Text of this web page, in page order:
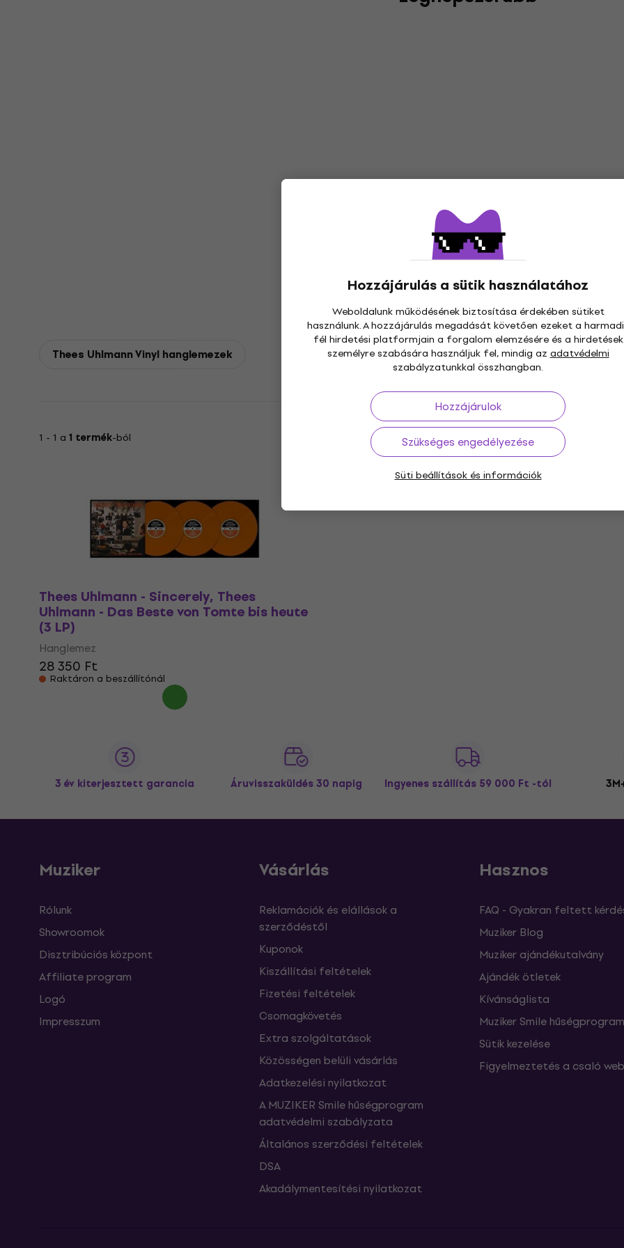
Hozzájárulás a sütik használatához
Weboldalunk működésének biztosítása érdekében sütiket
használunk. A hozzájárulás megadását követően ezeket a
fél hirdetési platformjain a forgalom elemzésére és a hirdetések
személyre szabására használjuk fel, mindig az adatvédelmi
szabályzatunkkal összhangban.
Hozzájárulok
Szükséges engedélyezése
Süti beállítások és információk
Thees Uhlmann Vinyl hanglemezek
1 - 1 a 1 termék-ból
Thees Uhlmann - Sincerely, Thees
Uhlmann - Das Beste von Tomte bis heute
(3 LP)
Hanglemez
28 350 Ft
Raktáron a beszállítónál
3 év kiterjesztett garancia Áruvisszaküldés 30 napig Ingyenes szállítás 59 000 Ft -tól
Muziker
Rólunk
Showroomok
Disztribúciós központ
Affiliate program
Logó
Impresszum
Vásárlás
Reklamációk és elállások a
szerződéstől
Kuponok
Kiszállítási feltételek
Fizetési feltételek
Csomagkövetés
Extra szolgáltatások
Közösségen belüli vásárlás
Adatkezelési nyilatkozat
A MUZIKER Smile hűségprogram
adatvédelmi szabályzata
Általános szerződési feltételek
DSA
Akadálymentesítési nyilatkozat
Hasznos
FAQ - Gyakran feltett
Muziker Blog
Muziker ajándékutalvány
Ajándék ötletek
Kívánságlista
Muziker Smile hűségprogram
Sütik kezelése
Figyelmeztetés a csaló